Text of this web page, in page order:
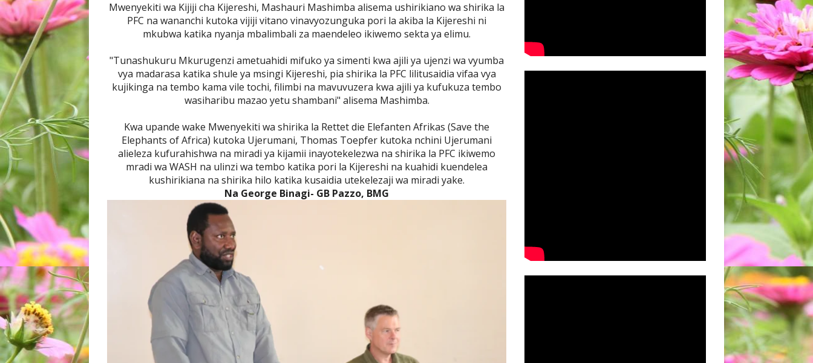
Mwenyekiti wa Kijiji cha Kijereshi, Mashauri Mashimba alisema ushirikiano wa shirika la
PFC na wananchi kutoka vijiji vitano vinavyozunguka pori la akiba la Kijereshi ni
mkubwa katika nyanja mbalimbali za maendeleo ikiwemo sekta ya elimu.
"Tunashukuru Mkurugenzi ametuahidi mifuko ya simenti kwa ajili ya ujenzi wa vyumba
vya madarasa katika shule ya msingi Kijereshi, pia shirika la PFC lilitusaidia vifaa vya
kujikinga na tembo kama vile tochi, filimbi na mavuvuzera kwa ajili ya kufukuza tembo
wasiharibu mazao yetu shambani" alisema Mashimba.
Kwa upande wake Mwenyekiti wa shirika la Rettet die Elefanten Afrikas (Save the
Elephants of Africa) kutoka Ujerumani, Thomas Toepfer kutoka nchini Ujerumani
alieleza kufurahishwa na miradi ya kijamii inayotekelezwa na shirika la PFC ikiwemo
mradi wa WASH na ulinzi wa tembo katika pori la Kijereshi na kuahidi kuendelea
kushirikiana na shirika hilo katika kusaidia utekelezaji wa miradi yake.
Na George Binagi- GB Pazzo, BMG